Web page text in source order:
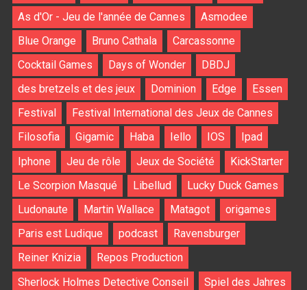
As d'Or - Jeu de l'année de Cannes
Asmodee
Blue Orange
Bruno Cathala
Carcassonne
Cocktail Games
Days of Wonder
DBDJ
des bretzels et des jeux
Dominion Edge
Essen
Festival
Festival International des Jeux de Cannes
Filosofia
Gigamic Haba Iello IOS
Ipad
Iphone
Jeu de rôle Jeux de Société
KickStarter
Le Scorpion Masqué
Libellud
Lucky Duck Games
Ludonaute
Martin Wallace Matagot
origames
Paris est Ludique
podcast
Ravensburger
Reiner Knizia
Repos Production
Sherlock Holmes Detective Conseil
Spiel des Jahres